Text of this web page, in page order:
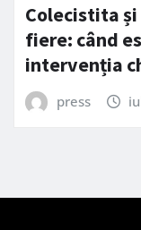
Colecistita
fiere: când
intervenția
press